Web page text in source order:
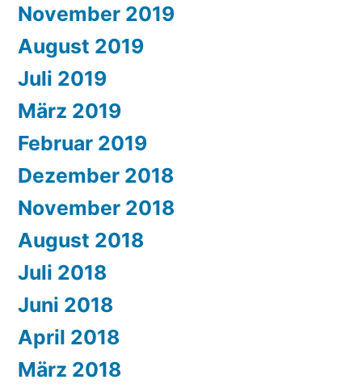
November 2019
August 2019
Juli 2019
März 2019
Februar 2019
Dezember 2018
November 2018
August 2018
Juli 2018
Juni 2018
April 2018
März 2018